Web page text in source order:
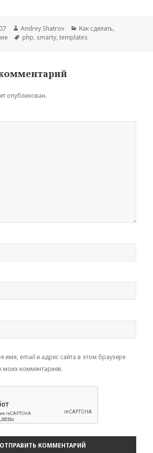
Автор
Andrey Shatrov Рубрики
Как сделать,
Метки
php, smarty,templates
опубликован.
имя, email и адрес сайта в этом браузере
комментариев.